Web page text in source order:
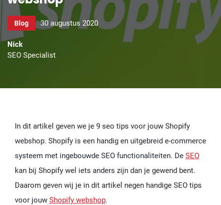
Blog 30 augustus 2020
Nick
SEO Specialist
In dit artikel geven we je 9 seo tips voor jouw Shopify
webshop. Shopify is een handig en uitgebreid e-commerce
systeem met ingebouwde SEO functionaliteiten. De SEO
kan bij Shopify wel iets anders zijn dan je gewend bent.
Daarom geven wij je in dit artikel negen handige SEO tips
voor jouw Shopify webshop.